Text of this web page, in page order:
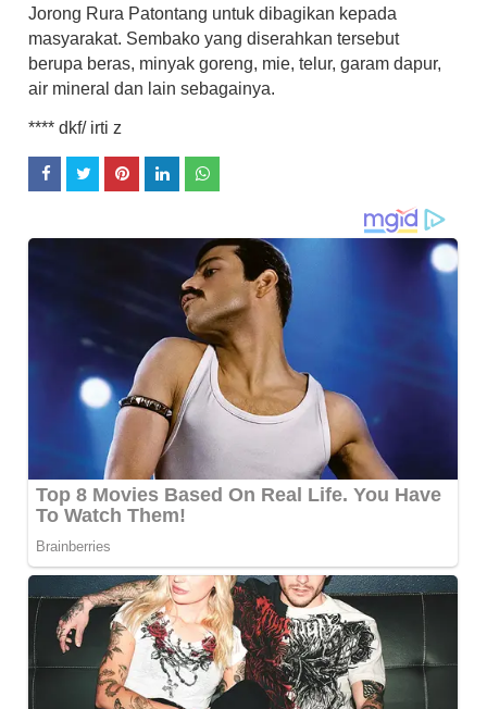
Jorong Rura Patontang untuk dibagikan kepada
masyarakat. Sembako yang diserahkan tersebut
berupa beras, minyak goreng, mie, telur, garam dapur,
air mineral dan lain sebagainya.
**** dkf/ irti z